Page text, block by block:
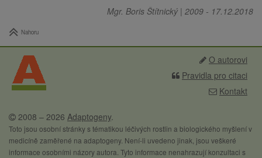
Mgr. Boris Štítnický | 2009 - 17.12.2018
Nahoru
O autorovi
Pravidla pro citaci
Kontakt
2008 – 2026 Adaptogeny.
Toto jsou osobní stránky s tématikou léčivých rostlin a biologického myšlení v
medicíně zaměřené na adaptogeny. Není-li uvedeno jinak, jsou veškeré
informace osobními názory autora. Tyto informace nenahrazují konzultaci s